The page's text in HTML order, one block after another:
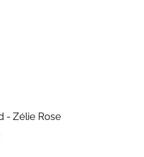
Foulard - Zélie Rose